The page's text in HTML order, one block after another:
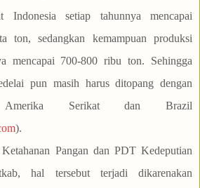
Indonesia setiap tahunnya mencapai
ton, sedangkan kemampuan produksi
mencapai 700-800 ribu ton. Sehingga
pun masih harus ditopang dengan
Serikat dan Brazil
).
Pangan dan PDT Kedeputian
hal tersebut terjadi dikarenakan